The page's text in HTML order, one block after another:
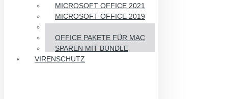
MICROSOFT OFFICE 2021
MICROSOFT OFFICE 2019
OFFICE PAKETE FÜR MAC
SPAREN MIT BUNDLE
VIRENSCHUTZ